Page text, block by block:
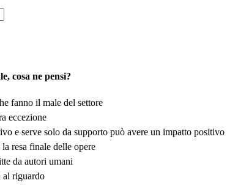
cosa ne pensi?
fanno il male del settore
eccezione
e serve solo da supporto può avere un impatto positivo
resa finale delle opere
da autori umani
al riguardo